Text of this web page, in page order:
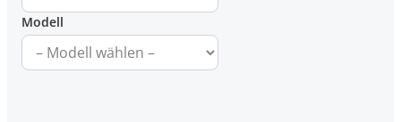
Modell